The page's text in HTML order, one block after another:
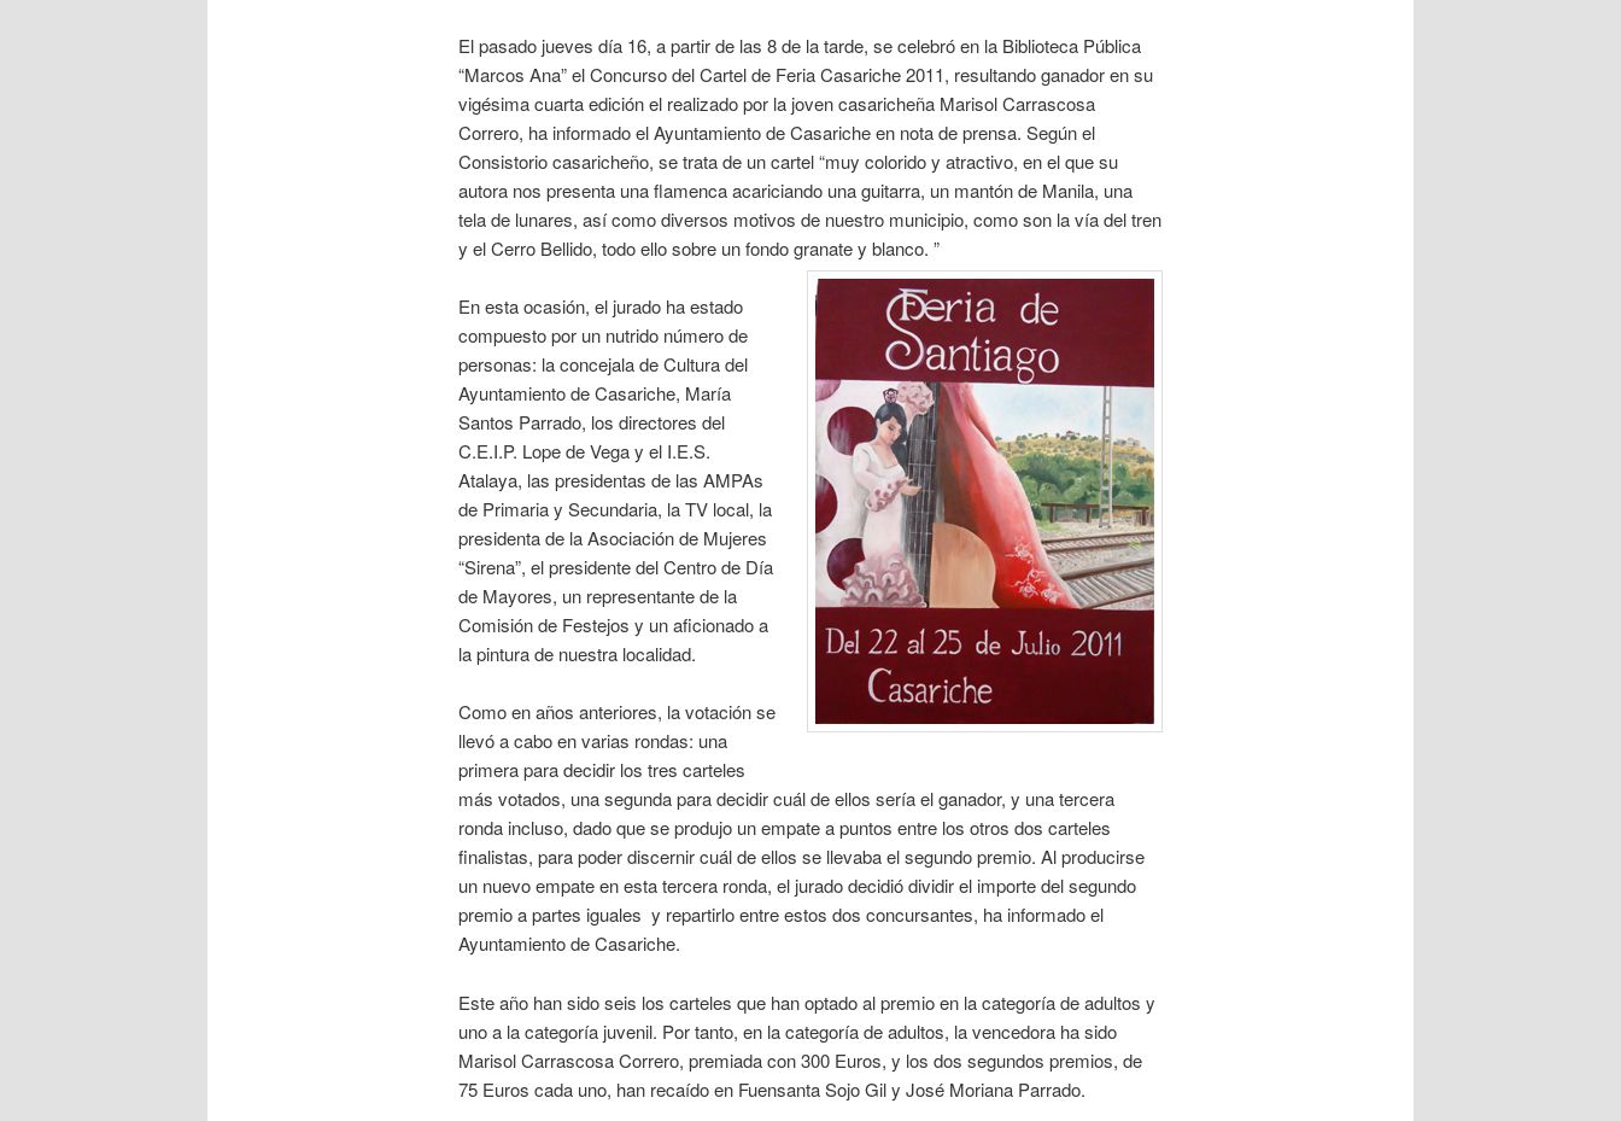
El pasado jueves día 16, a partir de las 8 de la tarde, se celebró en la Biblioteca Pública
“Marcos Ana” el Concurso del Cartel de Feria Casariche 2011, resultando ganador en su
vigésima cuarta edición el realizado por la joven casaricheña Marisol Carrascosa
Correro, ha informado el Ayuntamiento de Casariche en nota de prensa. Según el
Consistorio casaricheño, se trata de un cartel “muy colorido y atractivo, en el que su
autora nos presenta una flamenca acariciando una guitarra, un mantón de Manila, una
tela de lunares, así como diversos motivos de nuestro municipio, como son la vía del tren
y el Cerro Bellido, todo ello sobre un fondo granate y blanco. ”
En esta ocasión, el jurado ha estado
compuesto por un nutrido número de
personas: la concejala de Cultura del
Ayuntamiento de Casariche, María
Santos Parrado, los directores del
C.E.I.P. Lope de Vega y el I.E.S.
Atalaya, las presidentas de las AMPAs
de Primaria y Secundaria, la TV local, la
presidenta de la Asociación de Mujeres
“Sirena”, el presidente del Centro de Día
de Mayores, un representante de la
Comisión de Festejos y un aficionado a
la pintura de nuestra localidad.
Como en años anteriores, la votación se
llevó a cabo en varias rondas: una
primera para decidir los tres carteles
más votados, una segunda para decidir cuál de ellos sería el ganador, y una tercera
ronda incluso, dado que se produjo un empate a puntos entre los otros dos carteles
finalistas, para poder discernir cuál de ellos se llevaba el segundo premio. Al producirse
un nuevo empate en esta tercera ronda, el jurado decidió dividir el importe del segundo
premio a partes iguales y repartirlo entre estos dos concursantes, ha informado el
Ayuntamiento de Casariche.
Este año han sido seis los carteles que han optado al premio en la categoría de adultos y
uno a la categoría juvenil. Por tanto, en la categoría de adultos, la vencedora ha sido
Marisol Carrascosa Correro, premiada con 300 Euros, y los dos segundos premios, de
75 Euros cada uno, han recaído en Fuensanta Sojo Gil y José Moriana Parrado.